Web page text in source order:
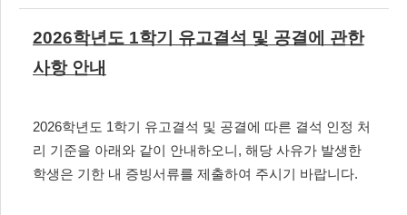
2026학년도 1학기 유고결석 및 공결에 관한
사항 안내
2026학년도 1학기 유고결석 및 공결에 따른 결석 인정 처
리 기준을 아래와 같이 안내하오니 , 해당 사유가 발생한
학생은 기한 내 증빙서류를 제출하여 주시기 바랍니다.